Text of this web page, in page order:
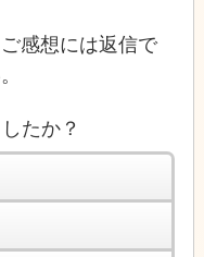
感想には返信で
たか？